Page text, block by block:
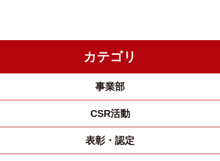
カテゴリ
事業部
CSR活動
表彰・認定